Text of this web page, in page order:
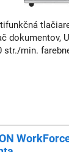
dokumentov,
str./min.